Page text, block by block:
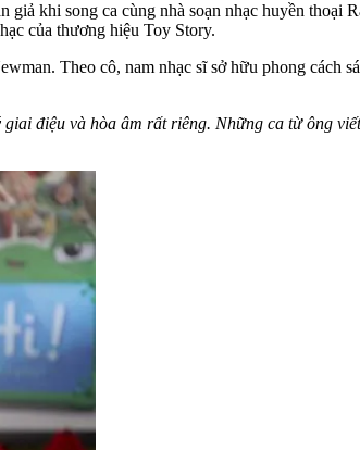
khi song ca cùng nhà soạn nhạc huyền thoại
của thương hiệu Toy Story.
Theo cô, nam nhạc sĩ sở hữu phong cách
điệu và hòa âm rất riêng. Những ca từ ông